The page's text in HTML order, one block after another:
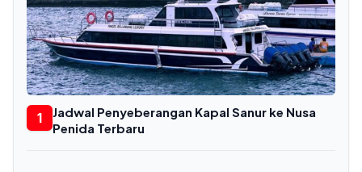
1
Jadwal Penyeberangan Kapal Sanur ke Nusa
Penida Terbaru